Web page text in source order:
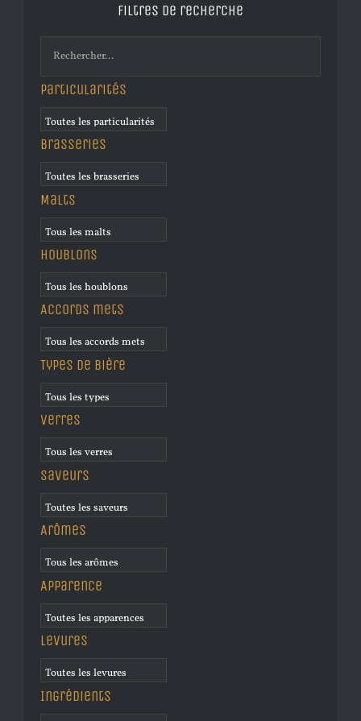
Filtres de recherche
Particularités
Brasseries
Malts
Houblons
Accords mets
Types de bière
Verres
Saveurs
Arômes
Apparence
Levures
Ingrédients